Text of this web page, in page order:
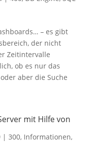
– es gibt
der nicht
Zeitintervalle
ob es nur das
aber die Suche
mit Hilfe von
| 300, Informationen,